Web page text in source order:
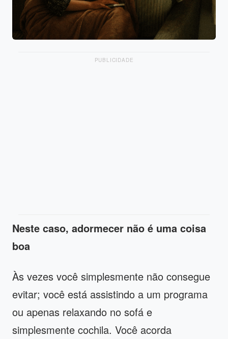
PUBLICIDADE
Neste caso, adormecer não é uma coisa
boa
Às vezes você simplesmente não consegue
evitar; você está assistindo a um programa
ou apenas relaxando no sofá e
simplesmente cochila. Você acorda